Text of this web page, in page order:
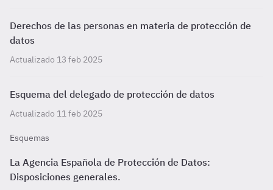
Derechos de las personas en materia de protección de
datos
Actualizado 13 feb 2025
Esquema del delegado de protección de datos
Actualizado 11 feb 2025
Esquemas
La Agencia Española de Protección de Datos:
Disposiciones generales.